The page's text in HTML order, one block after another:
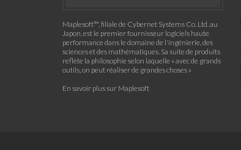
Maplesoft™, filiale de Cybernet Systems Co. Ltd. au
Japon, est le premier fournisseur logiciels haute
performance dans le domaine de l'ingénierie, des
sciences et des mathématiques. Sa suite de produits
reflète la philosophie selon laquelle « avec de grands
outils, on peut réaliser de grandes choses »
En savoir plus sur Maplesoft